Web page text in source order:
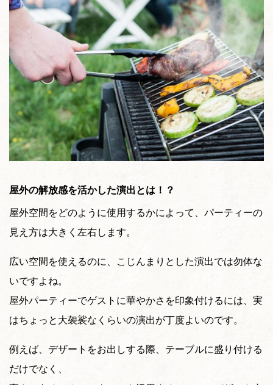
屋外の解放感を活かした演出とは！？
屋外空間をどのように使用するかによって、パーティーの
見え方は大きく左右します。
広い空間を使えるのに、こじんまりとした演出では勿体な
いですよね。
屋外パーティーでゲストに華やかさを印象付けるには、実
はちょっと大袈裟なくらいの演出が丁度よいのです。
例えば、デザートをお出しする際、テーブルに盛り付ける
だけでなく、